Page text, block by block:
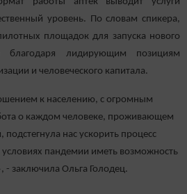
уровень. По словам спикера,
площадок для запуска нового
благодаря лидирующим позициям
и человеческого капитала.
к населению, с огромным
о каждом человеке, проживающем
нас ускорить процесс
пандемии иметь возможность
- заключила Ольга Голодец.